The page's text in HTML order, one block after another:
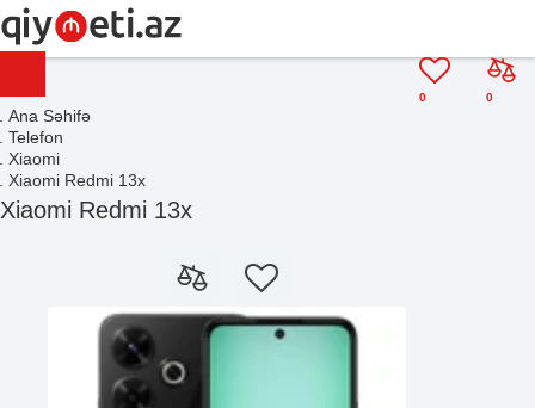
0
0
Ana Səhifə
Telefon
Xiaomi
Xiaomi Redmi 13x
Xiaomi Redmi 13x